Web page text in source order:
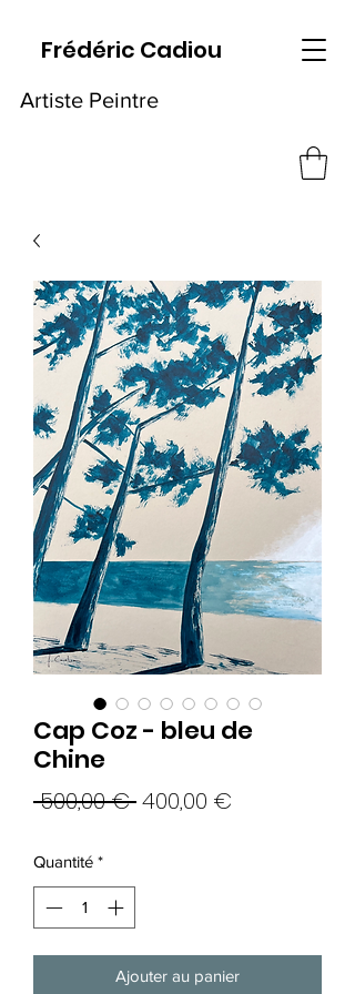
Frédéric Cadiou
Artiste Peintre
Cap Coz - bleu de
Chine
500,00 € Prix
400,00 €
Quantité *
Ajouter au panier